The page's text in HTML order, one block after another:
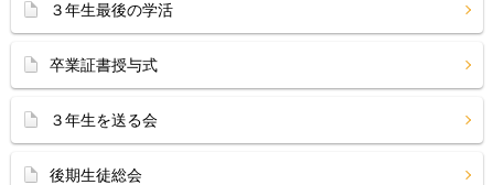
３年生最後の学活
卒業証書授与式
３年生を送る会
後期生徒総会